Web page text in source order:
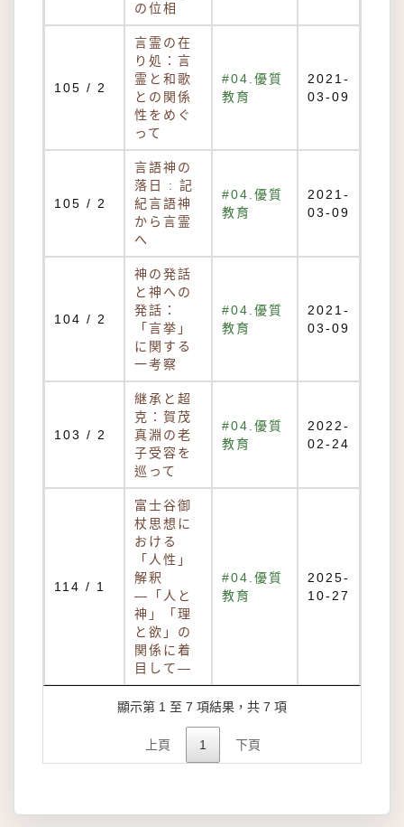
の位相
105 / 2
言霊の在
り処：言
霊と和歌
との関係
性をめぐ
って
#04.優質
教育
2021-
03-09
105 / 2
言語神の
落日 : 記
紀言語神
から言霊
へ
#04.優質
教育
2021-
03-09
104 / 2
神の発話
と神への
発話：
「言挙」
に関する
一考察
#04.優質
教育
2021-
03-09
103 / 2
継承と超
克：賀茂
真淵の老
子受容を
巡って
#04.優質
教育
2022-
02-24
114 / 1
富士谷御
杖思想に
おける
「人性」
解釈
―「人と
神」「理
と欲」の
関係に着
目して―
#04.優質
教育
2025-
10-27
顯示第 1 至 7 項結果，共 7 項
上頁 1 下頁